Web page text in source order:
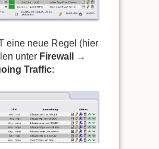
eine neue Regel (hier
unter Firewall →
Traffic: